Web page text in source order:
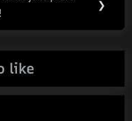
❯
like